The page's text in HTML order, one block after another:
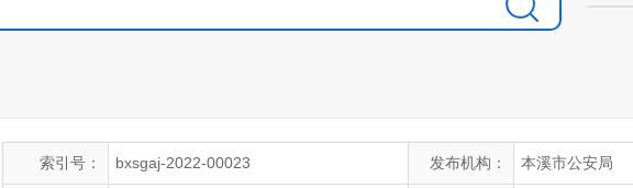
索引号： bxsgaj-2022-00023 发布机构： 本溪市公安局